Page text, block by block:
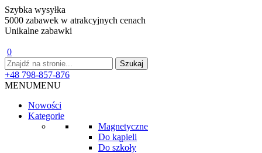
Szybka wysyłka
5000 zabawek w atrakcyjnych cenach
Unikalne zabawki
0
+48 798-857-876
MENUMENU
Nowości
Kategorie
Magnetyczne
Do kąpieli
Do szkoły